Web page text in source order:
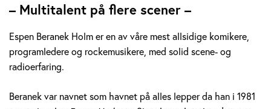
p
e
n
B
– Multitalent på flere scener –
Espen Beranek Holm er en av våre mest allsidige komikere,
programledere og rockemusikere, med solid scene- og
radioerfaring.
Beranek var navnet som havnet på alles lepper da han i 1981